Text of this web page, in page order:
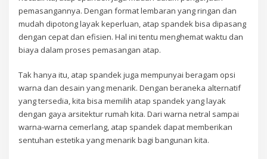
pemasangannya. Dengan format lembaran yang ringan dan
mudah dipotong layak keperluan, atap spandek bisa dipasang
dengan cepat dan efisien. Hal ini tentu menghemat waktu dan
biaya dalam proses pemasangan atap.
Tak hanya itu, atap spandek juga mempunyai beragam opsi
warna dan desain yang menarik. Dengan beraneka alternatif
yang tersedia, kita bisa memilih atap spandek yang layak
dengan gaya arsitektur rumah kita. Dari warna netral sampai
warna-warna cemerlang, atap spandek dapat memberikan
sentuhan estetika yang menarik bagi bangunan kita.